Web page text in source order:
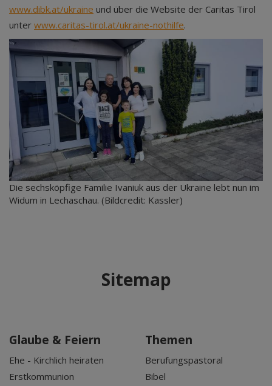
www.dibk.at/ukraine und über die Website der Caritas Tirol
unter www.caritas-tirol.at/ukraine-nothilfe.
Die sechsköpfige Familie Ivaniuk aus der Ukraine lebt nun im
Widum in Lechaschau. (Bildcredit: Kassler)
Sitemap
Glaube & Feiern
Ehe - Kirchlich heiraten
Erstkommunion
Themen
Berufungspastoral
Bibel